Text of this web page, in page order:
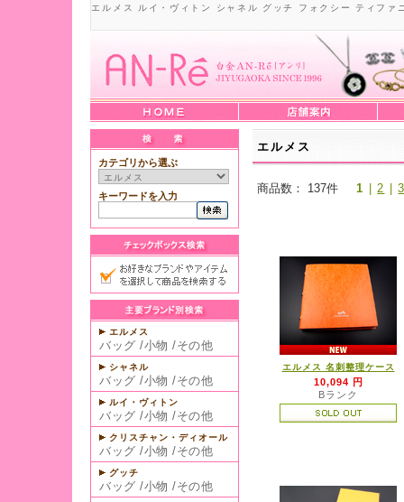
エルメス ルイ・ヴィトン シャネル グッチ フォクシー ティフ
カテゴリから選ぶ
キーワードを入力
エルメス
バッグ /小物 /その他
シャネル
バッグ /小物 /その他
ルイ・ヴィトン
バッグ /小物 /その他
クリスチャン・ディオール
バッグ /小物 /その他
グッチ
バッグ /小物 /その他
エルメス
商品数： 137件 1 |2 |
エルメス 名刺整理ケース
10,094 円
Bランク